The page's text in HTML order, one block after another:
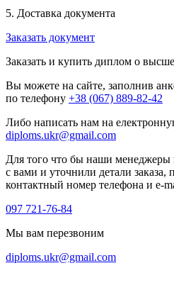
5. Доставка документа
Заказать документ
Заказать и купить диплом о
Вы можете на сайте, заполнив
по телефону +38 (067) 889-82-42
Либо написать нам на
diploms.ukr@gmail.com
Для того что бы наши менеджеры
с вами и уточнили детали заказа,
контактный номер телефона и e-
097 721-76-84
Мы вам перезвоним
diploms.ukr@gmail.com